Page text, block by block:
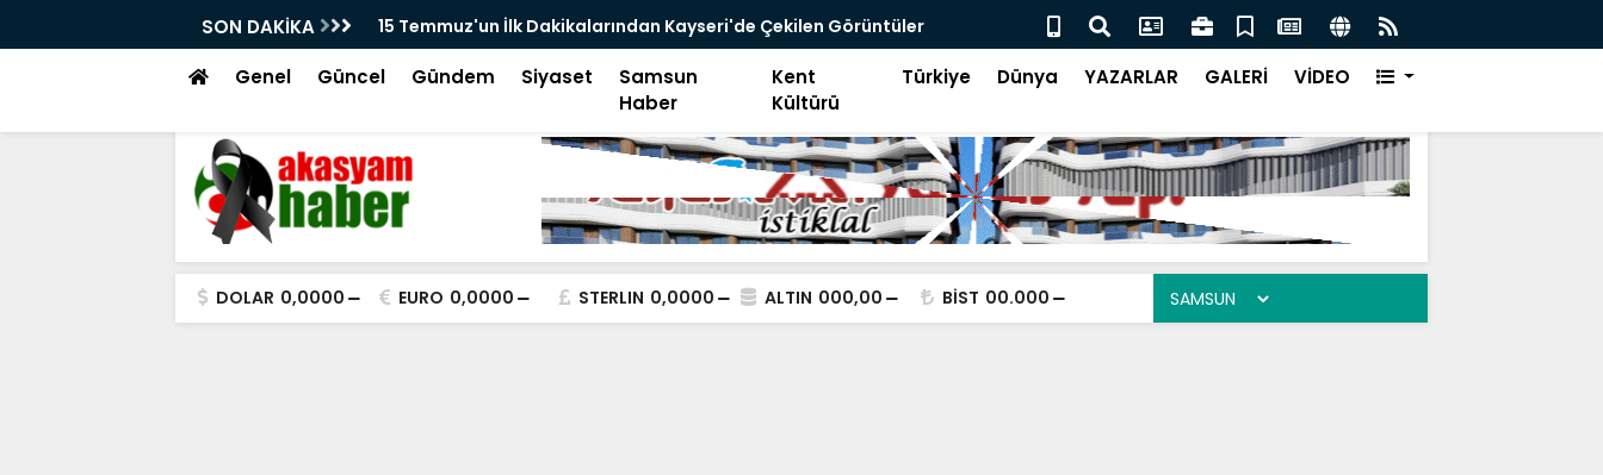
SON DAKİKA
Kayseri'de Çekilen Görüntüler
Meydandaki Çağrısı Kamerada
Beğeni Avcılığı, Ego Enflasyonu ve Çelişkiler Çağı İFAM'da Büyük İcazet Heyecanı
Genel Güncel Gündem Siyaset
Samsun
Haber
Kent
Kültürü
Türkiye Dünya YAZARLAR GALERİ VİDEO
DOLAR 0,0000 EURO 0,0000 STERLIN 0,0000 ALTIN 000,00 BİST 00.000